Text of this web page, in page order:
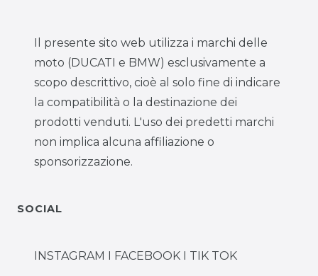
Il presente sito web utilizza i marchi delle
moto (DUCATI e BMW) esclusivamente a
scopo descrittivo, cioè al solo fine di indicare
la compatibilità o la destinazione dei
prodotti venduti. L'uso dei predetti marchi
non implica alcuna affiliazione o
sponsorizzazione.
SOCIAL
INSTAGRAM I FACEBOOK I TIK TOK